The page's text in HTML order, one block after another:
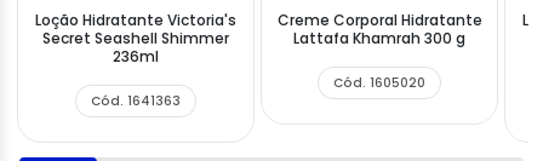
Loção Hidratante Victoria's
Secret Seashell Shimmer
236ml
Cód. 1641363
Creme Corporal Hidratante
Lattafa Khamrah 300 g
Cód. 1605020